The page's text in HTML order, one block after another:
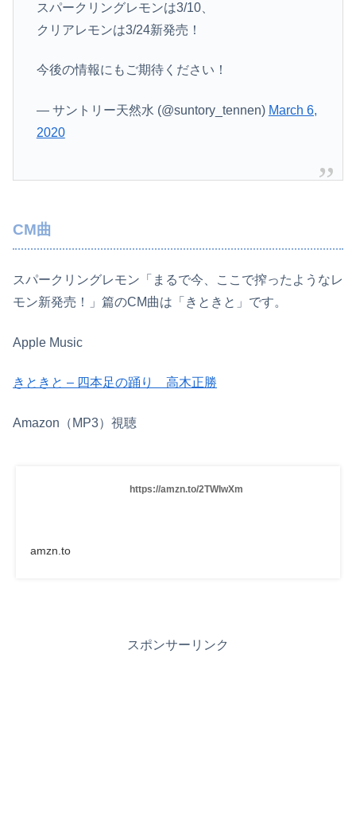
スパークリングレモンは3/10、
クリアレモンは3/24新発売！
今後の情報にもご期待ください！
— サントリー天然水 (@suntory_tennen) March 6,
2020
CM曲
スパークリングレモン「まるで今、ここで搾ったようなレ
モン新発売！」篇のCM曲は「きときと」です。
Apple Music
きときと – 四本足の踊り 高木正勝
Amazon（MP3）視聴
https://amzn.to/2TWIwXm
amzn.to
スポンサーリンク